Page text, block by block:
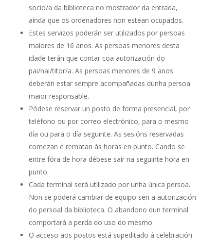
socio/a da biblioteca no mostrador da entrada,
aínda que os ordenadores non estean ocupados.
Estes servizos poderán ser utilizados por persoas
maiores de 16 anos. As persoas menores desta
idade terán que contar coa autorización do
pai/nai/titor/a. As persoas menores de 9 anos
deberán estar sempre acompañadas dunha persoa
maior responsable.
Pódese reservar un posto de forma presencial, por
teléfono ou por correo electrónico, para o mesmo
día ou para o día seguinte. As sesións reservadas
comezan e rematan ás horas en punto. Cando se
entre fóra de hora débese saír na seguinte hora en
punto.
Cada terminal será utilizado por unha única persoa.
Non se poderá cambiar de equipo sen a autorización
do persoal da biblioteca. O abandono dun terminal
comportará a perda do uso do mesmo.
O acceso aos postos está supeditado á celebración